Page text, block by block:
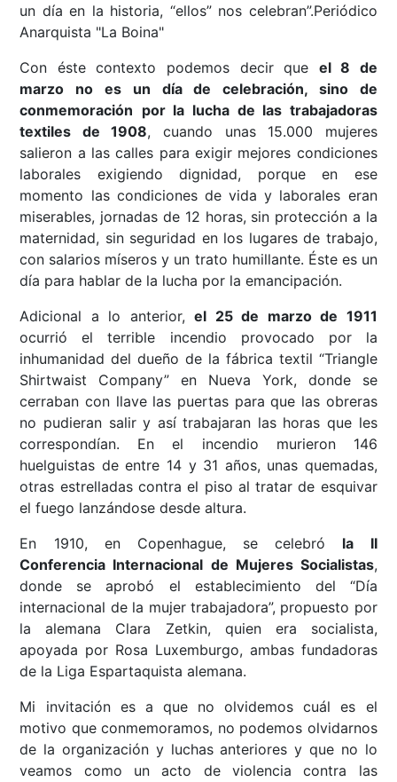
un día en la historia, “ellos” nos celebran”.Periódico
Anarquista "La Boina"
Con éste contexto podemos decir que el 8 de
marzo no es un día de celebración, sino de
conmemoración por la lucha de las trabajadoras
textiles de 1908, cuando unas 15.000 mujeres
salieron a las calles para exigir mejores condiciones
laborales exigiendo dignidad, porque en ese
momento las condiciones de vida y laborales eran
miserables, jornadas de 12 horas, sin protección a la
maternidad, sin seguridad en los lugares de trabajo,
con salarios míseros y un trato humillante. Éste es un
día para hablar de la lucha por la emancipación.
Adicional a lo anterior,el 25 de marzo de 1911
ocurrió el terrible incendio provocado por la
inhumanidad del dueño de la fábrica textil “Triangle
Shirtwaist Company” en Nueva York, donde se
cerraban con llave las puertas para que las obreras
no pudieran salir y así trabajaran las horas que les
correspondían. En el incendio murieron 146
huelguistas de entre 14 y 31 años, unas quemadas,
otras estrelladas contra el piso al tratar de esquivar
el fuego lanzándose desde altura.
En 1910, en Copenhague, se celebró la II
Conferencia Internacional de Mujeres Socialistas,
donde se aprobó el establecimiento del “Día
internacional de la mujer trabajadora”, propuesto por
la alemana Clara Zetkin, quien era socialista,
apoyada por Rosa Luxemburgo, ambas fundadoras
de la Liga Espartaquista alemana.
Mi invitación es a que no olvidemos cuál es el
motivo que conmemoramos, no podemos olvidarnos
de la organización y luchas anteriores y que no lo
veamos como un acto de violencia contra las